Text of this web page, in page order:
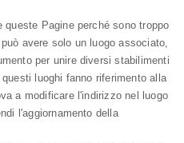
queste Pagine perché sono troppo
avere solo un luogo associato,
per unire diversi stabilimenti
luoghi fanno riferimento alla
a modificare l'indirizzo nel luogo
l'aggiornamento della